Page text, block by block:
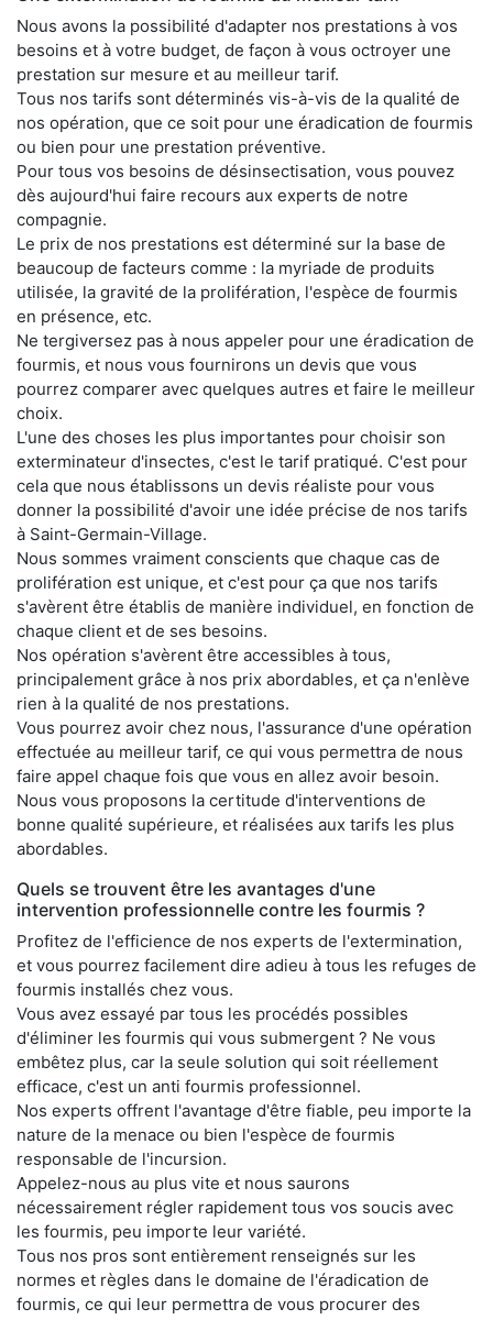
Nous avons la possibilité d'adapter nos prestations à vos
besoins et à votre budget, de façon à vous octroyer une
prestation sur mesure et au meilleur tarif.
Tous nos tarifs sont déterminés vis-à-vis de la qualité de
nos opération, que ce soit pour une éradication de fourmis
ou bien pour une prestation préventive.
Pour tous vos besoins de désinsectisation, vous pouvez
dès aujourd'hui faire recours aux experts de notre
compagnie.
Le prix de nos prestations est déterminé sur la base de
beaucoup de facteurs comme : la myriade de produits
utilisée, la gravité de la prolifération, l'espèce de fourmis
en présence, etc.
Ne tergiversez pas à nous appeler pour une éradication de
fourmis, et nous vous fournirons un devis que vous
pourrez comparer avec quelques autres et faire le meilleur
choix.
L'une des choses les plus importantes pour choisir son
exterminateur d'insectes, c'est le tarif pratiqué. C'est pour
cela que nous établissons un devis réaliste pour vous
donner la possibilité d'avoir une idée précise de nos tarifs
à Saint-Germain-Village.
Nous sommes vraiment conscients que chaque cas de
prolifération est unique, et c'est pour ça que nos tarifs
s'avèrent être établis de manière individuel, en fonction de
chaque client et de ses besoins.
Nos opération s'avèrent être accessibles à tous,
principalement grâce à nos prix abordables, et ça n'enlève
rien à la qualité de nos prestations.
Vous pourrez avoir chez nous, l'assurance d'une opération
effectuée au meilleur tarif, ce qui vous permettra de nous
faire appel chaque fois que vous en allez avoir besoin.
Nous vous proposons la certitude d'interventions de
bonne qualité supérieure, et réalisées aux tarifs les plus
abordables.
Quels se trouvent être les avantages d'une
intervention professionnelle contre les fourmis ?
Profitez de l'efficience de nos experts de l'extermination,
et vous pourrez facilement dire adieu à tous les refuges de
fourmis installés chez vous.
Vous avez essayé par tous les procédés possibles
d'éliminer les fourmis qui vous submergent ? Ne vous
embêtez plus, car la seule solution qui soit réellement
efficace, c'est un anti fourmis professionnel.
Nos experts offrent l'avantage d'être fiable, peu importe la
nature de la menace ou bien l'espèce de fourmis
responsable de l'incursion.
Appelez-nous au plus vite et nous saurons
nécessairement régler rapidement tous vos soucis avec
les fourmis, peu importe leur variété.
Tous nos pros sont entièrement renseignés sur les
normes et règles dans le domaine de l'éradication de
fourmis, ce qui leur permettra de vous procurer des